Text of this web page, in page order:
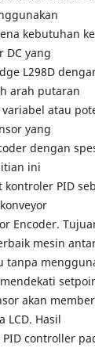
kebutuhan
DC yang
L298D
arah putaran
atau
yang
dengan
ini
PID
Encoder.
mesin
tanpa
akan
LCD. Hasil
controller